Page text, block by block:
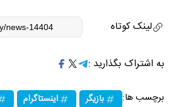
لینک کوتاه
به اشتراک بگذارید :
برچسب ها: بازیگر اینستاگرام